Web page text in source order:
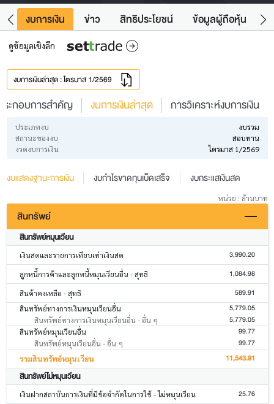
งบการเงิน ข่าว สิทธิประโยชน์ ข้อมูลผู้ถือหุ้น
ดูข้อมูลเชิงลึก
งบการเงินล่าสุด : ไตรมาส 1/2569
ะกอบการสำคัญ งบการเงินล่าสุด การวิเคราะห์งบการเงิน
ประเภทงบ
งบรวม
สถานะของงบ
สอบทาน
งวดงบการเงิน
ไตรมาส 1/2569
งบแสดงฐานะการเงิน งบกำไรขาดทุนเบ็ดเสร็จ งบกระแสเงินสด
หน่วย : ล้านบาท
สินทรัพย์
สินทรัพย์หมุนเวียน
เงินสดและรายการเทียบเท่าเงินสด 3,990.20
ลูกหนี้การค้าและลูกหนี้หมุนเวียนอื่น - สุทธิ 1,084.98
สินค้าคงเหลือ - สุทธิ 589.91
สินทรัพย์ทางการเงินหมุนเวียนอื่น 5,779.05
สินทรัพย์ทางการเงินหมุนเวียนอื่น - อื่น ๆ 5,779.05
สินทรัพย์หมุนเวียนอื่น 99.77
สินทรัพย์หมุนเวียนอื่น - อื่น ๆ 99.77
รวมสินทรัพย์หมุนเวียน 11,543.91
สินทรัพย์ไม่หมุนเวียน
เงินฝากสถาบันการเงินที่มีข้อจำกัดในการใช้ - ไม่หมุนเวียน 25.76